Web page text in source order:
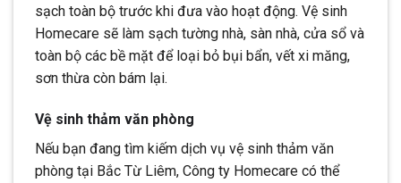
sạch toàn bộ trước khi đưa vào hoạt động. Vệ sinh
Homecare sẽ làm sạch tường nhà, sàn nhà, cửa sổ và
toàn bộ các bề mặt để loại bỏ bụi bẩn, vết xi măng,
sơn thừa còn bám lại.
Vệ sinh thảm văn phòng
Nếu bạn đang tìm kiếm dịch vụ vệ sinh thảm văn
phòng tại Bắc Từ Liêm, Công ty Homecare có thể